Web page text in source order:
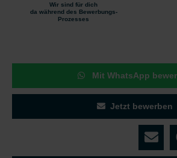
Wir sind für dich
da während des Bewerbungs-
Prozesses
Mit WhatsApp
Jetzt bewerben